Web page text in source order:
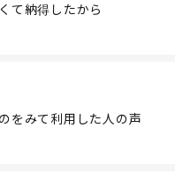
て納得したから
をみて利用した人の声